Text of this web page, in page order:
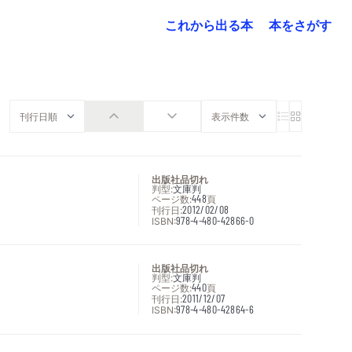
これから出る本
本をさがす
出版社品切れ
判型:文庫判
ページ数:448頁
刊行日:2012/02/08
ISBN:978-4-480-42866-0
出版社品切れ
判型:文庫判
ページ数:440頁
刊行日:2011/12/07
ISBN:978-4-480-42864-6